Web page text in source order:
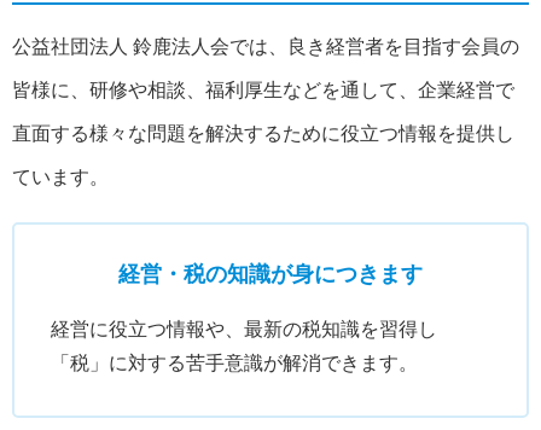
公益社団法人 鈴鹿法人会では、良き経営者を目指す会員の
皆様に、研修や相談、福利厚生などを通して、企業経営で
直面する様々な問題を解決するために役立つ情報を提供し
ています。
経営・税の知識が身につきます
経営に役立つ情報や、最新の税知識を習得し
「税」に対する苦手意識が解消できます。